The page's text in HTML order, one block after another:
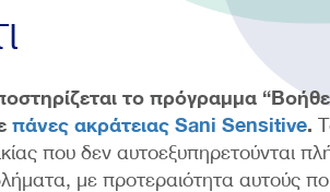
το πρόγραμμα
πάνες ακράτειας Sani Sensitive.
που δεν αυτοεξυπηρετούνται
με προτεραιότητα αυτούς